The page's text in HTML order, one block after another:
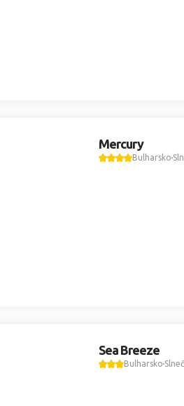
Mercury
Bulharsko
Sea Breeze
Bulharsko